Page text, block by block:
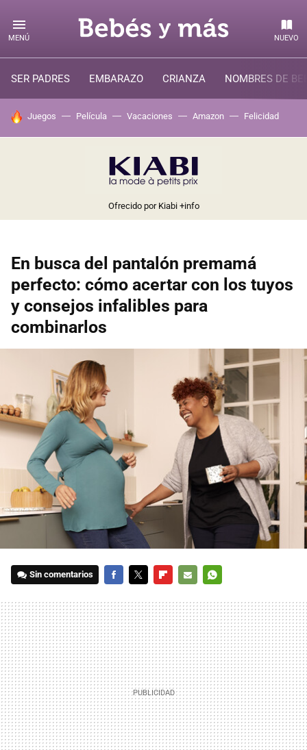
MENÚ NUEVO
SER PADRES EMBARAZO CRIANZA NOMBRES DE
HOY SE HABLA DE
Juegos Película Vacaciones Amazon Felicidad
Ofrecido por Kiabi +info
En busca del pantalón premamá
perfecto: cómo acertar con los tuyos
y consejos infalibles para
combinarlos
Sin comentarios
MAIL